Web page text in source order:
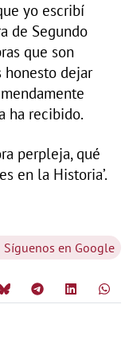
yo escribí
de Segundo
que son
honesto dejar
ha recibido.
perpleja, qué
en la Historia’.
Síguenos en Google